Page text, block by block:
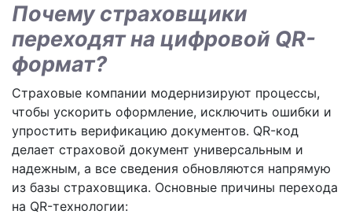
Почему страховщики
переходят на цифровой QR-
формат?
Страховые компании модернизируют процессы,
чтобы ускорить оформление, исключить ошибки и
упростить верификацию документов. QR-код
делает страховой документ универсальным и
надежным, а все сведения обновляются напрямую
из базы страховщика. Основные причины перехода
на QR-технологии: